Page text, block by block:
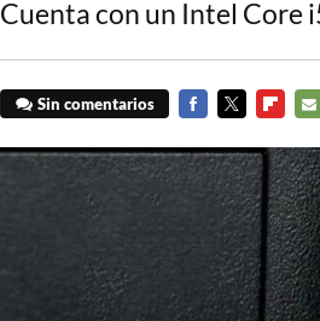
Cuenta con un Intel Core
Sin comentarios